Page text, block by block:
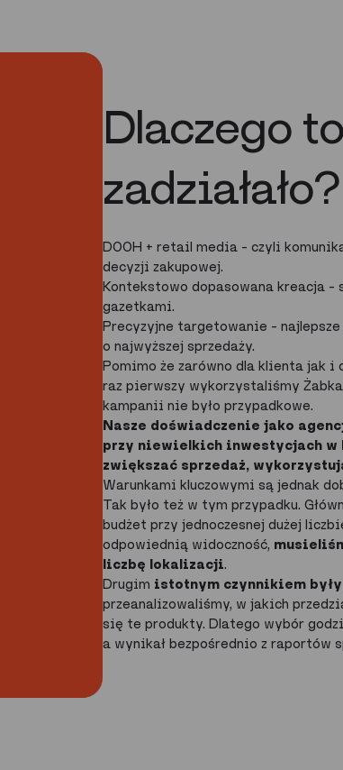
Dlaczego to
zadziałało?
DOOH + retail media – czyli
decyzji zakupowej.
Kontekstowo dopasowana kreacja –
gazetkami.
Precyzyjne targetowanie –
o najwyższej sprzedaży.
Pomimo że zarówno dla klienta jak i
raz pierwszy wykorzystaliśmy
kampanii nie było przypadkowe.
Nasze doświadczenie jako
przy niewielkich inwestycjach w
zwiększać sprzedaż,
Warunkami kluczowymi są jednak
Tak było też w tym przypadku.
budżet przy jednoczesnej dużej
odpowiednią widoczność,
liczbę lokalizacji.
Drugim istotnym czynnikiem
przeanalizowaliśmy, w jakich
się te produkty. Dlatego wybór
a wynikał bezpośrednio z raportów